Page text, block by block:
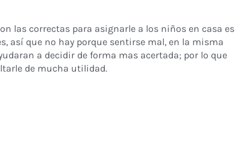
las correctas para asignarle a los niños en casa es
así que no hay porque sentirse mal, en la misma
a decidir de forma mas acertada; por lo que
de mucha utilidad.